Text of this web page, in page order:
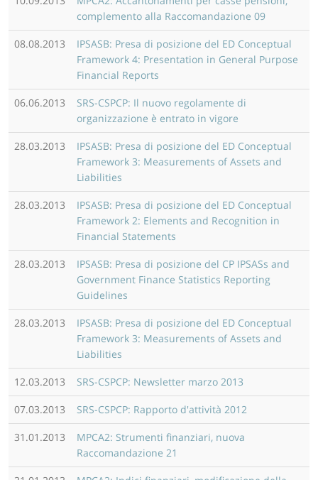
complemento alla Raccomandazione 09
08.08.2013
IPSASB: Presa di posizione del ED Conceptual
Framework 4: Presentation in General Purpose
Financial Reports
06.06.2013
SRS-CSPCP: Il nuovo regolamente di
organizzazione è entrato in vigore
28.03.2013
IPSASB: Presa di posizione del ED Conceptual
Framework 3: Measurements of Assets and
Liabilities
28.03.2013
IPSASB: Presa di posizione del ED Conceptual
Framework 2: Elements and Recognition in
Financial Statements
28.03.2013
IPSASB: Presa di posizione del CP IPSASs and
Government Finance Statistics Reporting
Guidelines
28.03.2013
IPSASB: Presa di posizione del ED Conceptual
Framework 3: Measurements of Assets and
Liabilities
12.03.2013 SRS-CSPCP: Newsletter marzo 2013
07.03.2013 SRS-CSPCP: Rapporto d'attività 2012
31.01.2013
MPCA2: Strumenti finanziari, nuova
Raccomandazione 21